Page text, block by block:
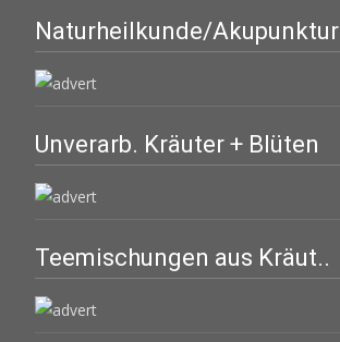
Naturheilkunde/Akupunktur
Unverarb. Kräuter + Blüten
Teemischungen aus Kräut..